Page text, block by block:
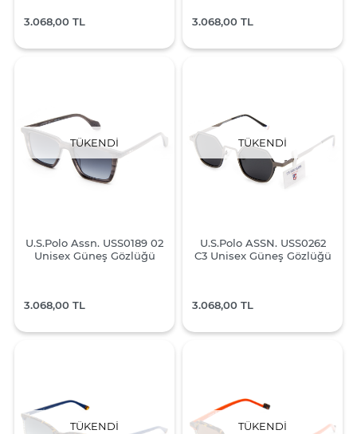
3.068,00 TL 3.068,00 TL
TÜKENDI
U.S.Polo Assn. USS0189 02
Unisex Güneş Gözlüğü
3.068,00 TL
TÜKENDI
U.S.Polo ASSN. USS0262
C3 Unisex Güneş Gözlüğü
3.068,00 TL
TÜKENDI TÜKENDI